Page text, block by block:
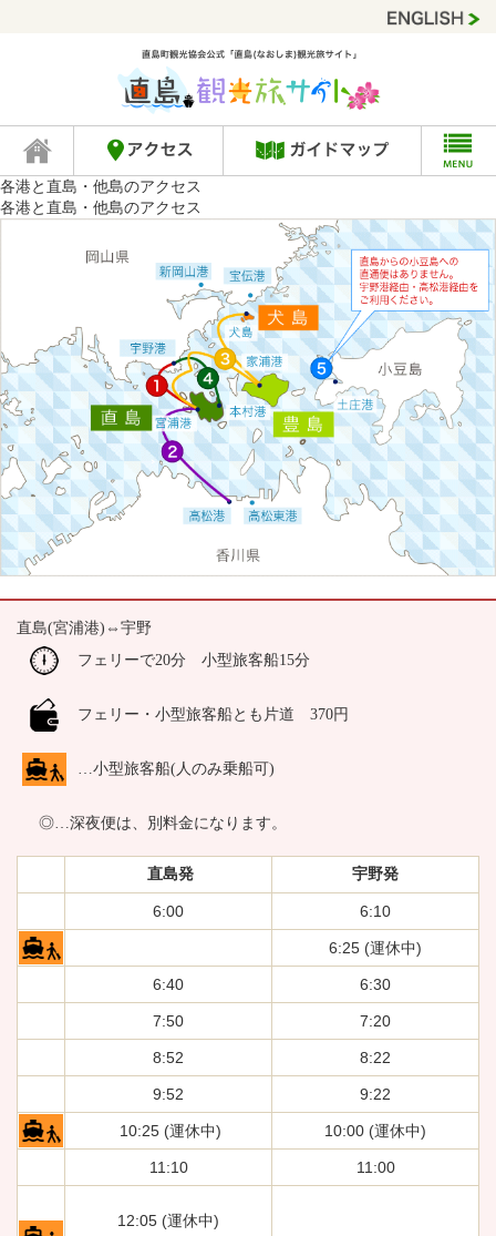
各港と直島・他島のアクセス
各港と直島・他島のアクセス
直島(宮浦港)⇔宇野
フェリーで20分 小型旅客船15分
フェリー・小型旅客船とも片道 370円
…小型旅客船(人のみ乗船可)
◎…深夜便は、別料金になります。
直島発 宇野発
6:00 6:10
6:25 (運休中)
6:40 6:30
7:50 7:20
8:52 8:22
9:52 9:22
10:25 (運休中) 10:00 (運休中)
11:10 11:00
12:05 (運休中)